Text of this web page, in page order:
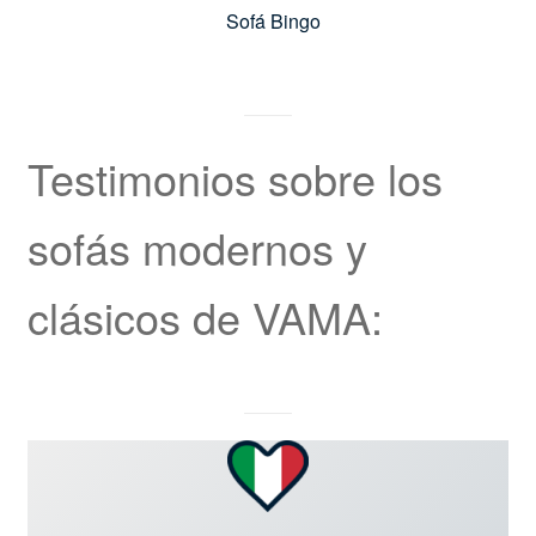
Sofá Bingo
Testimonios sobre los
sofás modernos y
clásicos de VAMA: